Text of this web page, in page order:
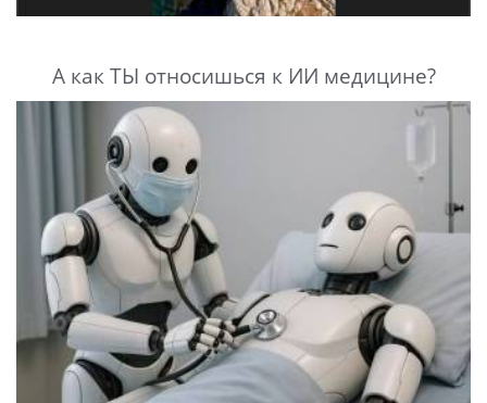
А как ТЫ относишься к ИИ медицине?